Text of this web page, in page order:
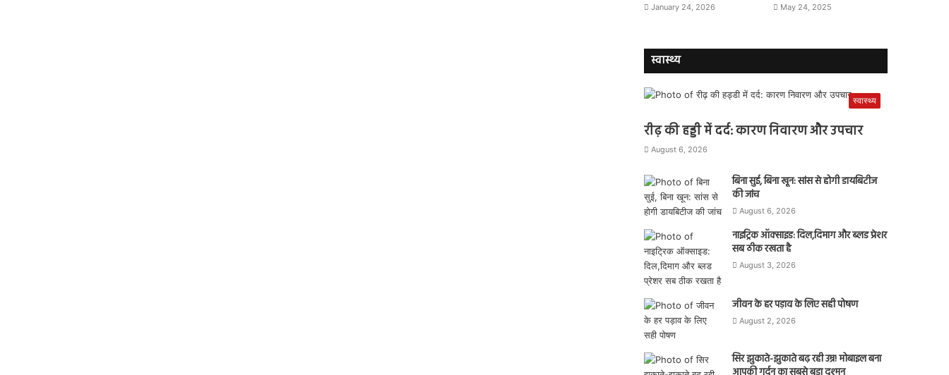
January 24, 2026 May 24, 2025
स्वास्थ्य
स्वास्थ्य
रीढ़ की हड्डी में दर्द: कारण निवारण और उपचार
August 6, 2026
बिना सुई, बिना खून: सांस से होगी डायबिटीज
की जांच
August 6, 2026
नाइट्रिक ऑक्साइड: दिल,दिमाग और ब्लड प्रेशर
सब ठीक रखता है
August 3, 2026
जीवन के हर पड़ाव के लिए सही पोषण
August 2, 2026
सिर झुकाते-झुकाते बढ़ रही उम्र! मोबाइल बना